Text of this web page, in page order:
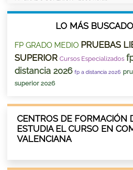
LO MÁS
FP GRADO MEDIO PRUEBAS
SUPERIOR Cursos Especializados
distancia 2026 fp a distancia 2026
superior 2026
CENTROS DE FORMACIÓN
ESTUDIA EL CURSO EN
VALENCIANA